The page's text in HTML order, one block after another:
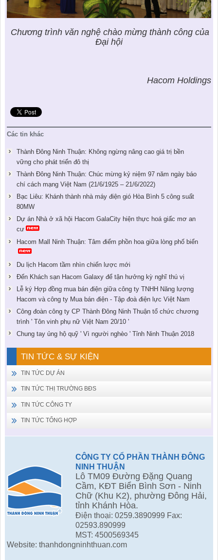
Chương trình văn nghệ chào mừng thành công của
Đại hội
Hacom Holdings
Các tin khác
Thành Đông Ninh Thuận: Không ngừng nâng cao giá trị bền
vững cho phát triển đô thị
Thành Đông Ninh Thuận: Chúc mừng kỷ niệm 97 năm ngày báo
chí cách mạng Việt Nam (21/6/1925 – 21/6/2022)
Bạc Liêu: Khánh thành nhà máy điện gió Hòa Bình 5 công suất
80MW
Dự án Nhà ở xã hội Hacom GalaCity hiện thực hoá giấc mơ an
cư
Hacom Mall Ninh Thuận: Tâm điểm phồn hoa giữa lòng phố biển
Du lịch Hacom tầm nhìn chiến lược mới
Đến Khách sạn Hacom Galaxy để tận hưởng kỳ nghĩ thú vị
Lễ ký Hợp đồng mua bán điện giữa công ty TNHH Năng lượng
Hacom và công ty Mua bán điện - Tập đoà điện lực Việt Nam
Công đoàn công ty CP Thành Đông Ninh Thuận tổ chức chương
trình ' Tôn vinh phụ nữ Việt Nam 20/10 '
Chung tay ủng hộ quỹ ' Vì người nghèo ' Tỉnh Ninh Thuận 2018
TIN TỨC & SỰ KIỆN
TIN TỨC DỰ ÁN
TIN TỨC THỊ TRƯỜNG BĐS
TIN TỨC CÔNG TY
TIN TỨC TỔNG HỢP
CÔNG TY CỔ PHẦN THÀNH ĐÔNG
NINH THUẬN
Lô TM09 Đường Đặng Quang
Cầm, KĐT Biển Bình Sơn - Ninh
Chữ (Khu K2), phường Đông Hải,
tỉnh Khánh Hòa.
Điện thoại: 0259.3890999 Fax:
02593.890999
MST: 4500569345
Website: thanhdongninhthuan.com